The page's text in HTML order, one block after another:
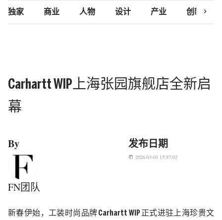
独家 商业 人物 设计 产业 创新研究
chevron_right
Carhartt WIP上海张园旗舰店全新启
幕
By
FN团队
发布日期
today 2026-03-03 15:57:02
新春伊始，工装时尚品牌 Carhartt WIP 正式进驻上海珍贵文